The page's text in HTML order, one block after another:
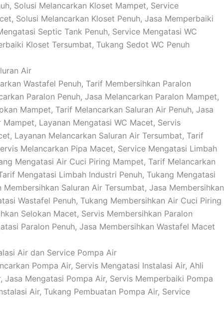
Solusi Melancarkan Kloset Mampet, Service
Solusi Melancarkan Kloset Penuh, Jasa Memperbaiki
Septic Tank Penuh, Service Mengatasi WC
Kloset Tersumbat, Tukang Sedot WC Penuh
Air
Wastafel Penuh, Tarif Membersihkan Paralon
Paralon Penuh, Jasa Melancarkan Paralon Mampet,
Mampet, Tarif Melancarkan Saluran Air Penuh, Jasa
Layanan Mengatasi WC Macet, Servis
Layanan Melancarkan Saluran Air Tersumbat, Tarif
Melancarkan Pipa Macet, Service Mengatasi Limbah
Mengatasi Air Cuci Piring Mampet, Tarif Melancarkan
Mengatasi Limbah Industri Penuh, Tukang Mengatasi
Membersihkan Saluran Air Tersumbat, Jasa Membersihkan
Wastafel Penuh, Tukang Membersihkan Air Cuci Piring
Selokan Macet, Servis Membersihkan Paralon
Paralon Penuh, Jasa Membersihkan Wastafel Macet
Air dan Service Pompa Air
Pompa Air, Servis Mengatasi Instalasi Air, Ahli
Jasa Mengatasi Pompa Air, Servis Memperbaiki Pompa
Air, Tukang Pembuatan Pompa Air, Service